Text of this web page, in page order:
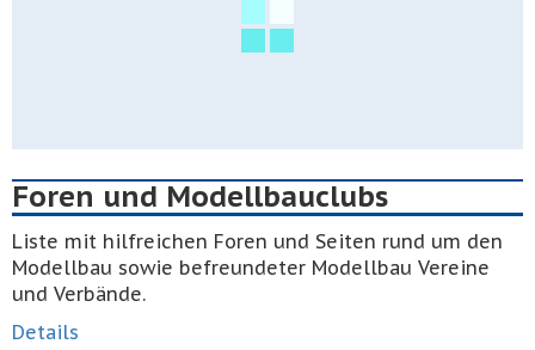
Foren und Modellbauclubs
Liste mit hilfreichen Foren und Seiten rund um den
Modellbau sowie befreundeter Modellbau Vereine
und Verbände.
Details